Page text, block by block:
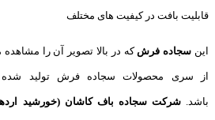
قابلیت بافت در کیفیت های مختلف
این سجاده فرش که در بالا تصویر آن را
از سری محصولات سجاده فرش تولید
باشد.شرکت سجاده باف کاشان (خورشید